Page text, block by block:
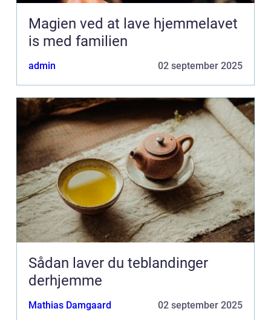
Magien ved at lave hjemmelavet
is med familien
admin 02 september 2025
Sådan laver du teblandinger
derhjemme
Mathias Damgaard 02 september 2025